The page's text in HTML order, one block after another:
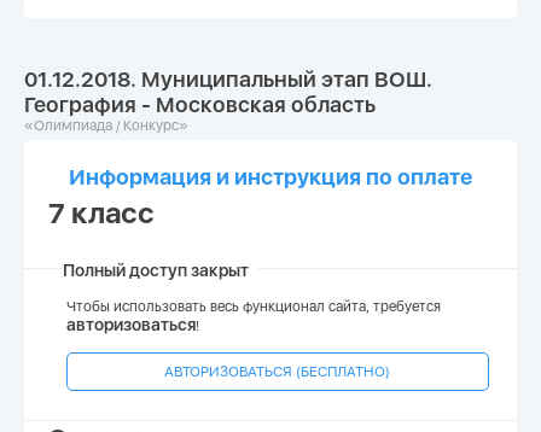
01.12.2018. Муниципальный этап ВОШ.
География - Московская область
«Олимпиада / Конкурс»
Информация и инструкция по оплате
7 класс
Полный доступ закрыт
Чтобы использовать весь функционал сайта, требуется
авторизоваться!
АВТОРИЗОВАТЬСЯ (БЕСПЛАТНО)